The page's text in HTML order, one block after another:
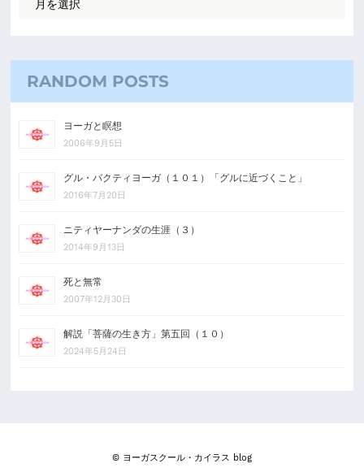
RANDOM POSTS
ヨーガと瞑想
2006年9月5日
グル・バクティヨーガ（１０１）「グルに近づくこと」
2016年7月20日
ニティヤーナンダの生涯（３）
2014年9月13日
死と無常
2007年12月30日
解説「菩薩の生き方」第五回（１０）
2024年5月24日
© ヨーガスクール・カイラス blog